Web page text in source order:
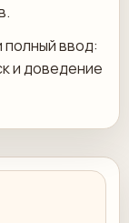
полный ввод:
и доведение